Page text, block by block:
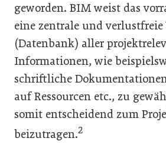
geworden. BIM weist das
eine zentrale und
(Datenbank) aller
Informationen, wie
schriftliche
auf Ressourcen etc., zu
somit entscheidend zum
beizutragen.2